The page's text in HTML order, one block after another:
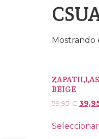
Mostrando
BEIGE
59,95€